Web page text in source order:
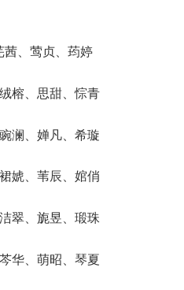
茜、莺贞、荺婷
榕、思甜、悰青
澜、婵凡、希璇
婋、苇辰、婠俏
翠、旎昱、瑖珠
华、萌昭、琴夏